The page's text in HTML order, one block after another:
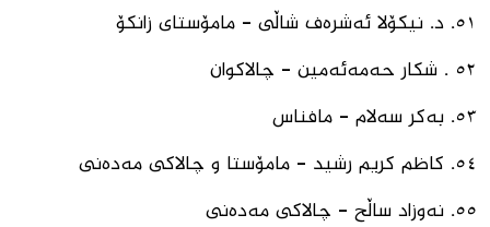
٥١. د. نیكۆلا ئەشرەف شاڵی - مامۆستای زانكۆ
٥٢ . شكار حەمەئەمین - چالاكوان
٥٣. بەكر سەلام - مافناس
٥٤. کاظم کریم رشید - مامۆستا و چالاکی مەدەنی
٥٥. نەوزاد ساڵح - چالاكی مەدەنی